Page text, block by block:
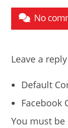
No
Leave a reply
Default
Facebook
You must be